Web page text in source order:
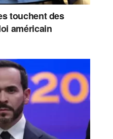
touchent des
américain